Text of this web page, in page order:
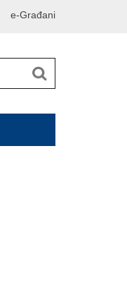
e-Građani